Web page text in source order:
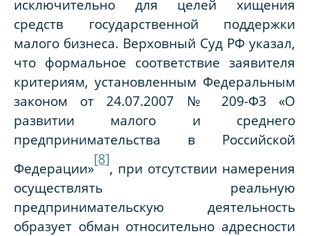
исключительно для целей хищения
средств государственной поддержки
малого бизнеса. Верховный Суд РФ указал,
что формальное соответствие заявителя
критериям, установленным Федеральным
законом от 24.07.2007 № 209-ФЗ «О
развитии малого и среднего
предпринимательства в Российской
Федерации»
[8]
, при отсутствии намерения
осуществлять реальную
предпринимательскую деятельность
образует обман относительно адресности